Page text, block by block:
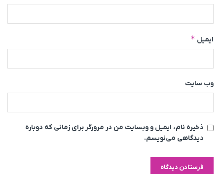
ایمیل *
وب‌ سایت
ذخیره نام، ایمیل و وبسایت من در مرورگر برای زمانی که دوباره
دیدگاهی می‌نویسم.